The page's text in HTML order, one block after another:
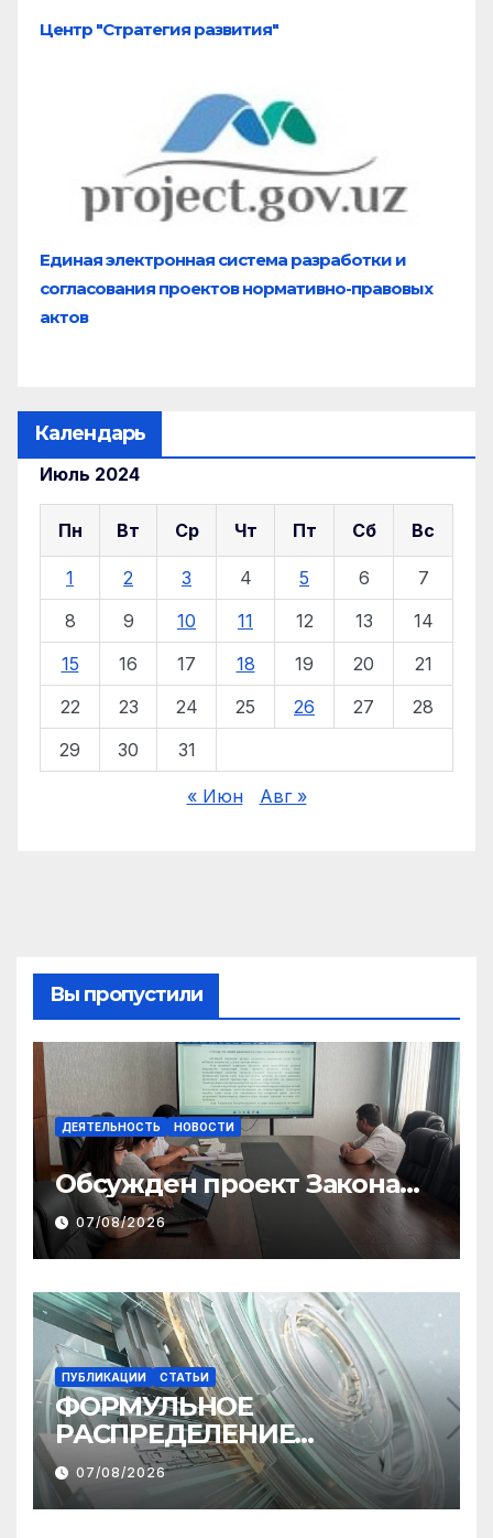
Центр "Стратегия развития"
Единая электронная система разработки и
согласования проектов нормативно-правовых
актов
Календарь
Июль 2024
Пн Вт Ср Чт Пт Сб Вс
1 2 3 4 5 6
7
8
9 10 11 12 13
14
15
16 17 18 19 20
21
22
23 24 25 26 27
28
29
30 31
« Июн Авг »
Вы пропустили
ДЕЯТЕЛЬНОСТЬ НОВОСТИ
Обсужден проект Закона
«О финансовом штрафе»
07/08/2026
ПУБЛИКАЦИИ СТАТЬИ
ФОРМУЛЬНОЕ
РАСПРЕДЕЛЕНИЕ
МЕЖБЮДЖЕТНЫХ
ТРАНСФЕРТОВ
07/08/2026